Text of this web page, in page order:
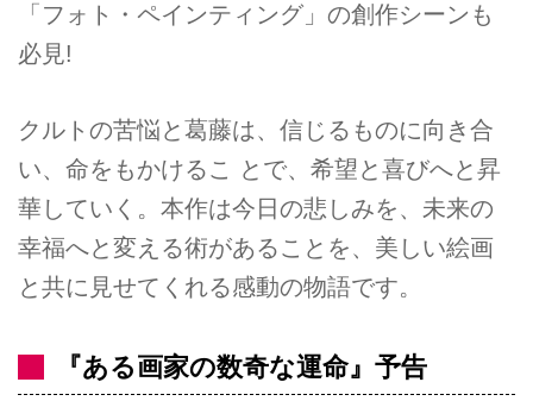
「フォト・ペインティング」の創作シーンも
必見!
クルトの苦悩と葛藤は、信じるものに向き合
い、命をもかけるこ とで、希望と喜びへと昇
華していく。本作は今日の悲しみを、未来の
幸福へと変える術があることを、美しい絵画
と共に見せてくれる感動の物語です。
『ある画家の数奇な運命』予告